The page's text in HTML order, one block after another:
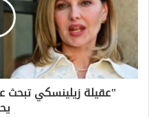
"عقيلة زيلينسكي تبحث